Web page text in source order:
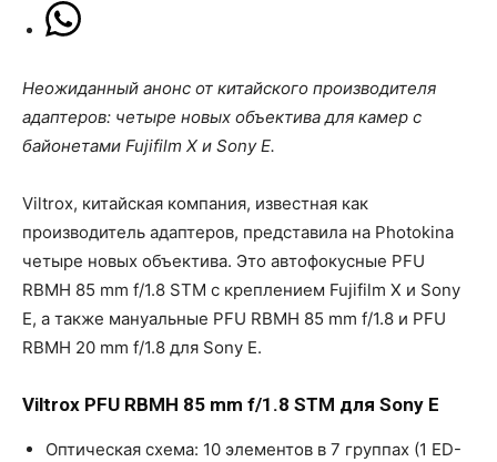
Неожиданный анонс от китайского производителя
адаптеров: четыре новых объектива для камер с
байонетами Fujifilm X и Sony E.
Viltrox, китайская компания, известная как
производитель адаптеров, представила на Photokinа
четыре новых объектива. Это автофокусные PFU
RBMH 85 mm f/1.8 STM с креплением Fujifilm X и Sony
E, а также мануальные PFU RBMH 85 mm f/1.8 и PFU
RBMH 20 mm f/1.8 для Sony E.
Viltrox PFU RBMH 85 mm f/1.8 STM для Sony E
Оптическая схема: 10 элементов в 7 группах (1 ED-